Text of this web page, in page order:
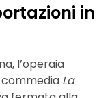
in
l’operaia
La